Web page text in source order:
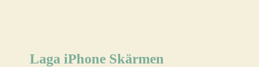
Laga iPhone Skärmen